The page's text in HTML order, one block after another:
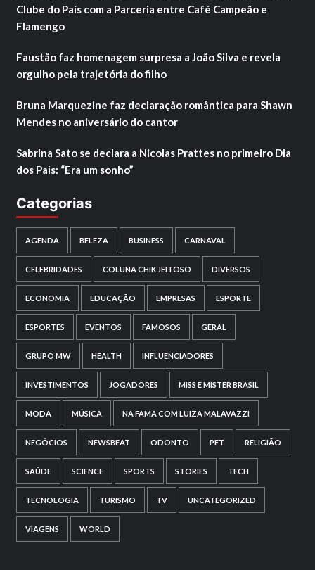
Clube do País com a Parceria entre Café Campeão e
Flamengo
Faustão faz homenagem surpresa a João Silva e revela
orgulho pela trajetória do filho
Bruna Marquezine faz declaração romântica para Shawn
Mendes no aniversário do cantor
Sabrina Sato se declara a Nicolas Prattes no primeiro Dia
dos Pais: “Era um sonho”
Categorias
AGENDA BELEZA BUSINESS CARNAVAL
CELEBRIDADES COLUNA CHIK JEITOSO DIVERSOS
ECONOMIA EDUCAÇÃO EMPRESAS ESPORTE
ESPORTES EVENTOS FAMOSOS GERAL
GRUPO MW HEALTH INFLUENCIADORES
INVESTIMENTOS JOGADORES MISS E MISTER BRASIL
MODA MÚSICA NA FAMA COM LUIZA MALAVAZZI
NEGÓCIOS NEWSBEAT ODONTO PET RELIGIÃO
SAÚDE SCIENCE SPORTS STORIES TECH
TECNOLOGIA TURISMO TV UNCATEGORIZED
VIAGENS WORLD